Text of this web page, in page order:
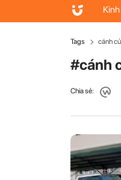
Tags cánh
#cánh
Chia sẻ: